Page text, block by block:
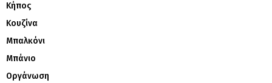
Κήπος
Κουζίνα
Μπαλκόνι
Μπάνιο
Οργάνωση